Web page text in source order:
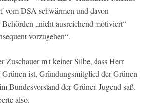
vom DSA schwärmen und davon
„nicht ausreichend motiviert“
vorzugehen“.
Zuschauer mit keiner Silbe, dass Herr
ist, Gründungsmitglied der Grünen
Bundesvorstand der Grünen Jugend saß.
also.